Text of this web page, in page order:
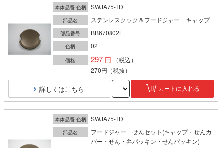
本体品番-色柄 SWJA75-TD
部品名 ステンレスクック＆フードジャー キャップ
部品番号 BB670802L
色柄 02
価格 297
（税込）
270円 （税抜）
詳しくはこちら カートに入れる
本体品番-色柄 SWJA75-TD
部品名
フードジャー せんセット(キャップ・せんカ
バー・せん・弁パッキン・せんパッキン)